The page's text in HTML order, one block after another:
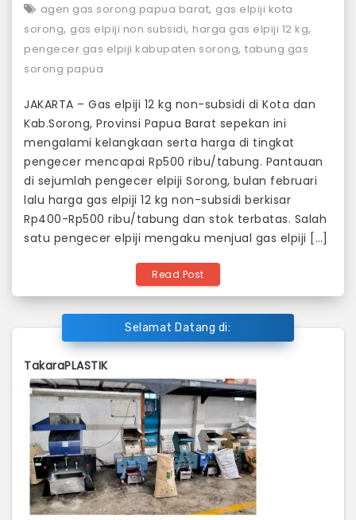
Sorong
agen gas sorong papua barat, gas elpiji kota
sorong, gas elpiji non subsidi, harga gas elpiji 12 kg,
pengecer gas elpiji kabupaten sorong, tabung gas
sorong papua
JAKARTA – Gas elpiji 12 kg non-subsidi di Kota dan
Kab.Sorong, Provinsi Papua Barat sepekan ini
mengalami kelangkaan serta harga di tingkat
pengecer mencapai Rp500 ribu/tabung. Pantauan
di sejumlah pengecer elpiji Sorong, bulan februari
lalu harga gas elpiji 12 kg non-subsidi berkisar
Rp400-Rp500 ribu/tabung dan stok terbatas. Salah
satu pengecer elpiji mengaku menjual gas elpiji […]
Read Post
Selamat Datang di:
TakaraPLASTIK